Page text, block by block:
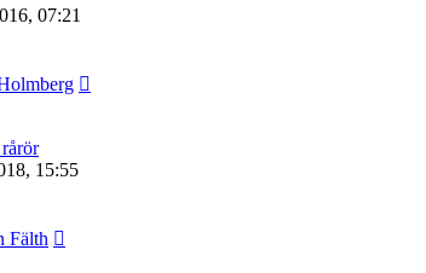
07:21
15:55
Fälth